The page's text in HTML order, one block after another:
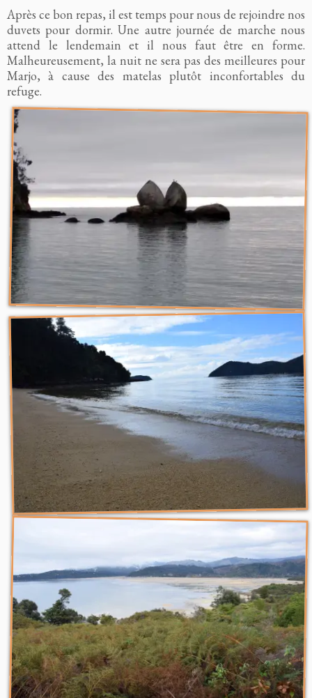
Après ce bon repas, il est temps pour nous de rejoindre nos
duvets pour dormir. Une autre journée de marche nous
attend le lendemain et il nous faut être en forme.
Malheureusement, la nuit ne sera pas des meilleures pour
Marjo, à cause des matelas plutôt inconfortables du
refuge.